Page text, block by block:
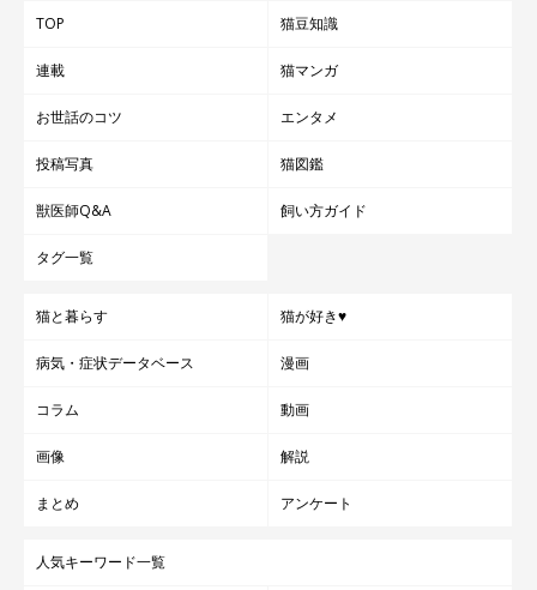
「むぎが、私たち家族を愛してくれているのが伝わるので、いつ
ペットとしてではなく、我が家の子どもであり、長男として娘と
同様に愛していきたいです」
飼い主さんとの出会いや家族のエピソードを聞くと、またさらに
いいが溢れています♡
参照／Twitter（
）、Instagram（
TOP 猫豆知識
連載 猫マンガ
お世話のコツ エンタメ
投稿写真 猫図鑑
獣医師Q&A 飼い方ガイド
タグ一覧
猫と暮らす 猫が好き♥
病気・症状データベース 漫画
コラム 動画
画像 解説
まとめ アンケート
人気キーワード一覧